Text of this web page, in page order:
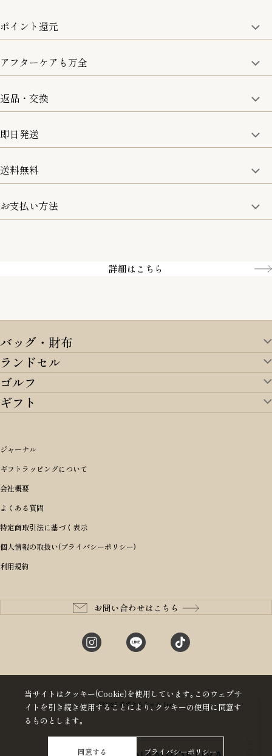
ポイント還元
商品金額の10%をポイント還元いたします。
アフターケアも万全
取り扱い商品はすべて正規品となります。
修理などのご相談に関しましては、責任を持って対応させてい
ただきます。
返品・交換
8日以内なら、返品・交換も可能です。
即日発送
15:00までのご注文は即日発送
お取寄せ商品を除く
送料無料
5,500円(税込)以上で全国送料無料となります。
お支払い方法
詳細はこちら
バッグ・財布
バッグ・財布TOP
すべてを見る
アイテムから選ぶ
リュックサック・デイパック・バックパック
ショルダーバッグ
ボディバッグ・ウエストバッグ
長財布
二つ折り財布
三つ折り財布
コインケース・小銭入れ
m＋ エムピウ
PORTER 吉田カバン ポーター
BRIEFING ブリーフィング
Dakota ダコタ
CLEDRAN クレドラン
aniary アニアリ
CIE シー
StitchandSew ステッチアンドソー
ランドセル
ランドセルTOP
すべてを見る
オリジナルランドセル
女の子ランドセル
男の子ランドセル
ランドセル小物・その他
レッド
ピンク
パープル(ラベンダー)
ブルー・ネイビー
価格から選ぶ
〜49,999円
50,000円〜59,999円
60,000円〜69,999円
70,000円〜79,999円
80,000円〜
ゴルフ
ゴルフTOP
アイテムから選ぶ
キャディバッグ
ヘッドカバー
ゴルフ小物
ゴルフウェア/アクセサリー
ブランドから選ぶ
BRIEFING ブリーフィング
master-piece マスターピース
JONES ジョーンズ
木の庄帆布
ギフト
シーンから探す
誕生日
結婚祝い
出産祝い
入学・進学祝い
成人祝い
就職・栄転祝い
長寿・還暦祝い
性別・年齢から探す
男性向け
女性向け
10代
20代
30代
予算から探す
〜4,999円
5,000円〜9,999円
10,000円〜19,999円
20,000円〜29,999円
ジャーナル
ギフトラッピングについて
会社概要
よくある質問
特定商取引法に基づく表示
個人情報の取扱い(プライバシーポリシー)
利用規約
お問い合わせはこちら
©2025 赤ずきんちゃん Inc
当サイトはクッキー(Cookie)を使用しています｡このウェブサ
イトを引き続き使用することにより､クッキーの使用に同意す
るものとします｡
同意する プライバシーポリシー